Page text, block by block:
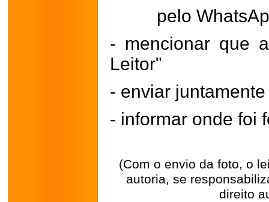
pelo
- mencionar que
Leitor"
- enviar
- informar onde foi
(Com o envio da foto, o
autoria, se
direito